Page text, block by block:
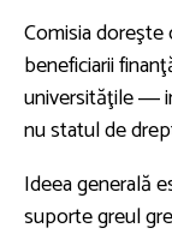
Comisia doreşte
beneficiarii
universităţile ―
nu statul de
Ideea generală
suporte greul